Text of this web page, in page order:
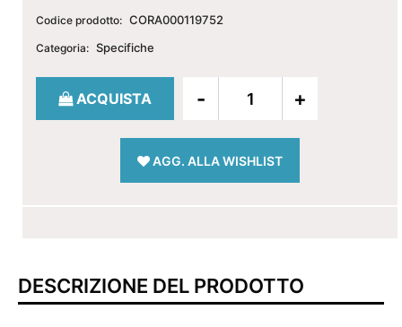
Codice prodotto: CORA000119752
Categoria: Specifiche
Quantità
ACQUISTA
AGG. ALLA WISHLIST
DESCRIZIONE DEL PRODOTTO